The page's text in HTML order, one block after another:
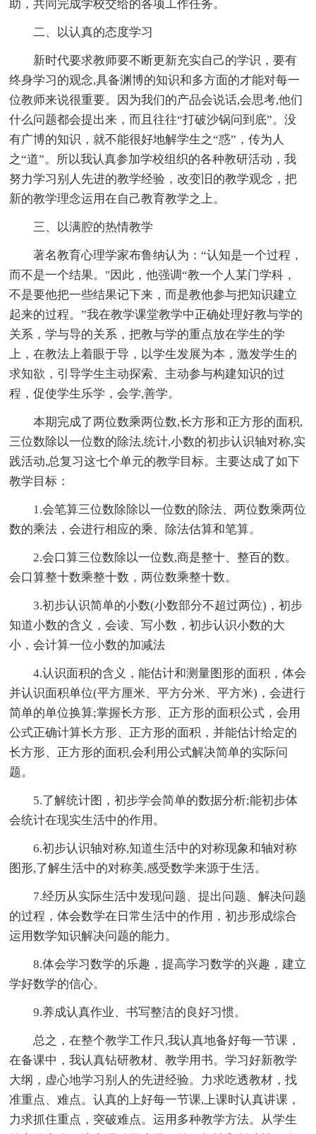
助，共同完成学校交给的各项工作任务。
二、以认真的态度学习
新时代要求教师要不断更新充实自己的学识，要有
终身学习的观念,具备渊博的知识和多方面的才能对每一
位教师来说很重要。因为我们的产品会说话,会思考,他们
什么问题都会提出来，而且往往“打破沙锅问到底”。没
有广博的知识，就不能很好地解学生之“惑”，传为人
之“道”。所以我认真参加学校组织的各种教研活动，我
努力学习别人先进的教学经验，改变旧的教学观念，把
新的教学理念运用在自己教育教学之上。
三、以满腔的热情教学
著名教育心理学家布鲁纳认为：“认知是一个过程，
而不是一个结果。"因此，他强调“教一个人某门学科，
不是要他把一些结果记下来，而是教他参与把知识建立
起来的过程。”我在教学课堂教学中正确处理好教与学的
关系，学与导的关系，把教与学的重点放在学生的学
上，在教法上着眼于导，以学生发展为本，激发学生的
求知欲，引导学生主动探索、主动参与构建知识的过
程，促使学生乐学，会学,善学。
本期完成了两位数乘两位数,长方形和正方形的面积,
三位数除以一位数的除法,统计,小数的初步认识轴对称,实
践活动,总复习这七个单元的教学目标。主要达成了如下
教学目标：
1.会笔算三位数除除以一位数的除法、两位数乘两位
数的乘法，会进行相应的乘、除法估算和笔算。
2.会口算三位数除以一位数,商是整十、整百的数。
会口算整十数乘整十数，两位数乘整十数。
3.初步认识简单的小数(小数部分不超过两位)，初步
知道小数的含义，会读、写小数，初步认识小数的大
小，会计算一位小数的加减法
4.认识面积的含义，能估计和测量图形的面积，体会
并认识面积单位(平方厘米、平方分米、平方米)，会进行
简单的单位换算;掌握长方形、正方形的面积公式，会用
公式正确计算长方形、正方形的面积，并能估计给定的
长方形、正方形的面积,会利用公式解决简单的实际问
题。
5.了解统计图，初步学会简单的数据分析;能初步体
会统计在现实生活中的作用。
6.初步认识轴对称,知道生活中的对称现象和轴对称
图形,了解生活中的对称美,感受数学来源于生活。
7.经历从实际生活中发现问题、提出问题、解决问题
的过程，体会数学在日常生活中的作用，初步形成综合
运用数学知识解决问题的能力。
8.体会学习数学的乐趣，提高学习数学的兴趣，建立
学好数学的信心。
9.养成认真作业、书写整洁的良好习惯。
总之，在整个教学工作只,我认真地备好每一节课，
在备课中，我认真钻研教材、教学用书。学习好新教学
大纲，虚心地学习别人的先进经验。力求吃透教材，找
准重点、难点。认真的上好每一节课,上课时认真讲课，
力求抓住重点，突破难点。运用多种教学方法。从学生